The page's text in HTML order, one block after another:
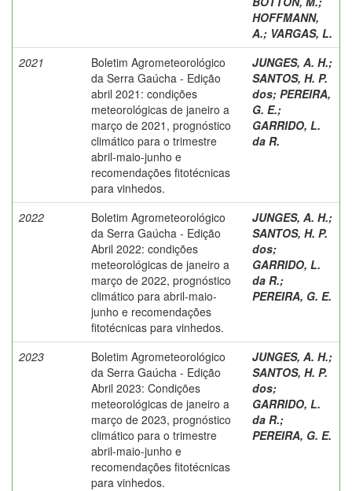
HOFFMANN,
A.; VARGAS, L.
2021
Boletim Agrometeorológico
da Serra Gaúcha - Edição
abril 2021: condições
meteorológicas de janeiro a
março de 2021, prognóstico
climático para o trimestre
abril-maio-junho e
recomendações fitotécnicas
para vinhedos.
JUNGES, A. H.;
SANTOS, H. P.
dos; PEREIRA,
G. E.;
GARRIDO, L.
da R.
2022
Boletim Agrometeorológico
da Serra Gaúcha - Edição
Abril 2022: condições
meteorológicas de janeiro a
março de 2022, prognóstico
climático para abril-maio-
junho e recomendações
fitotécnicas para vinhedos.
JUNGES, A. H.;
SANTOS, H. P.
dos;
GARRIDO, L.
da R.;
PEREIRA, G. E.
2023
Boletim Agrometeorológico
da Serra Gaúcha - Edição
Abril 2023: Condições
meteorológicas de janeiro a
março de 2023, prognóstico
climático para o trimestre
abril-maio-junho e
recomendações fitotécnicas
para vinhedos.
JUNGES, A. H.;
SANTOS, H. P.
dos;
GARRIDO, L.
da R.;
PEREIRA, G. E.